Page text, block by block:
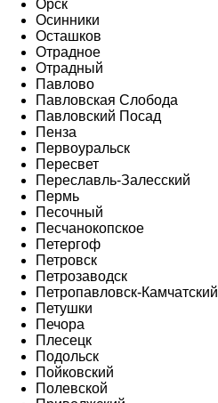
Орск
Осинники
Осташков
Отрадное
Отрадный
Павлово
Павловская Слобода
Павловский Посад
Пенза
Первоуральск
Пересвет
Переславль-Залесский
Пермь
Песочный
Песчанокопское
Петергоф
Петровск
Петрозаводск
Петропавловск-Камчатский
Петушки
Печора
Плесецк
Подольск
Пойковский
Полевской